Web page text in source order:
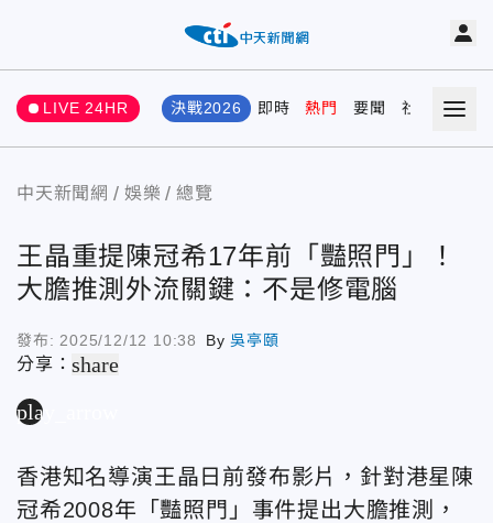
LIVE 24HR 決戰2026 即時 熱門 要聞 社會 娛樂
中天新聞網 娛樂 總覽
王晶重提陳冠希17年前「豔照門」！
大膽推測外流關鍵：不是修電腦
發布: 2025/12/12 10:38 By吳亭頤
分享：share
play_arrow
香港知名導演王晶日前發布影片，針對港星陳
冠希2008年「豔照門」事件提出大膽推測，